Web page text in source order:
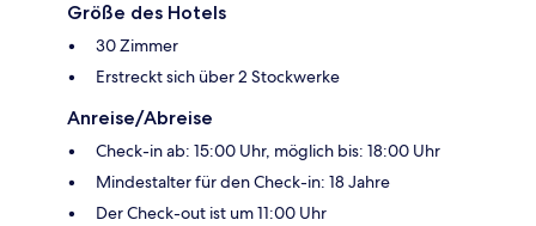
Größe des Hotels
30 Zimmer
Erstreckt sich über 2 Stockwerke
Anreise/Abreise
Check-in ab: 15:00 Uhr, möglich bis: 18:00 Uhr
Mindestalter für den Check-in: 18 Jahre
Der Check-out ist um 11:00 Uhr